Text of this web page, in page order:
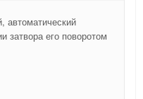
автоматический
затвора его поворотом